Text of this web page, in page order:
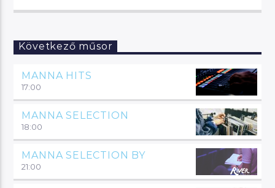
Következő műsor
MANNA HITS
17:00
MANNA SELECTION
18:00
MANNA SELECTION BY
21:00